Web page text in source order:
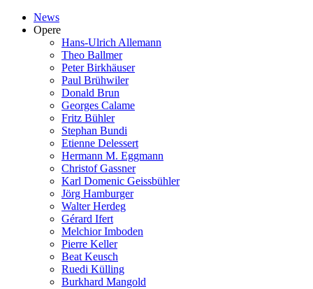
News
Opere
Hans-Ulrich Allemann
Theo Ballmer
Peter Birkhäuser
Paul Brühwiler
Donald Brun
Georges Calame
Fritz Bühler
Stephan Bundi
Etienne Delessert
Hermann M. Eggmann
Christof Gassner
Karl Domenic Geissbühler
Jörg Hamburger
Walter Herdeg
Gérard Ifert
Melchior Imboden
Pierre Keller
Beat Keusch
Ruedi Külling
Burkhard Mangold